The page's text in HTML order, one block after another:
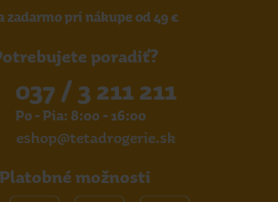
zadarmo pri nákupe od 49 €
poradiť?
037 / 3 211 211
Po - Pia: 8:00 - 16:00
eshop@tetadrogerie.sk
Platobné možnosti